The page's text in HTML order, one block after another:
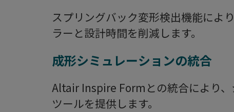
スプリングバック変形検出機能によ
ラーと設計時間を削減します。
成形シミュレーションの統合
Altair Inspire Formとの統合により
ツールを提供します。